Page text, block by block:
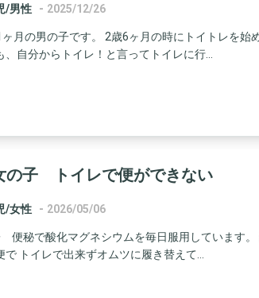
/男性 - 2025/12/26
月の男の子です。 2歳6ヶ月の時にトイトレを始
、自分からトイレ！と言ってトイレに行...
子 トイレで便ができない
/女性 - 2026/05/06
便秘で酸化マグネシウムを毎日服用しています。
で トイレで出来ずオムツに履き替えて...